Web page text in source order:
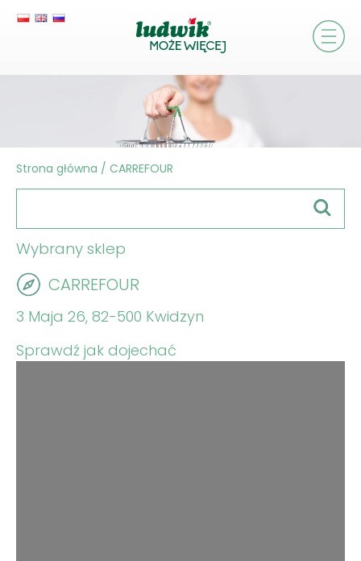
Strona główna / CARREFOUR
Wybrany sklep
CARREFOUR
3 Maja 26, 82-500 Kwidzyn
Sprawdź jak dojechać